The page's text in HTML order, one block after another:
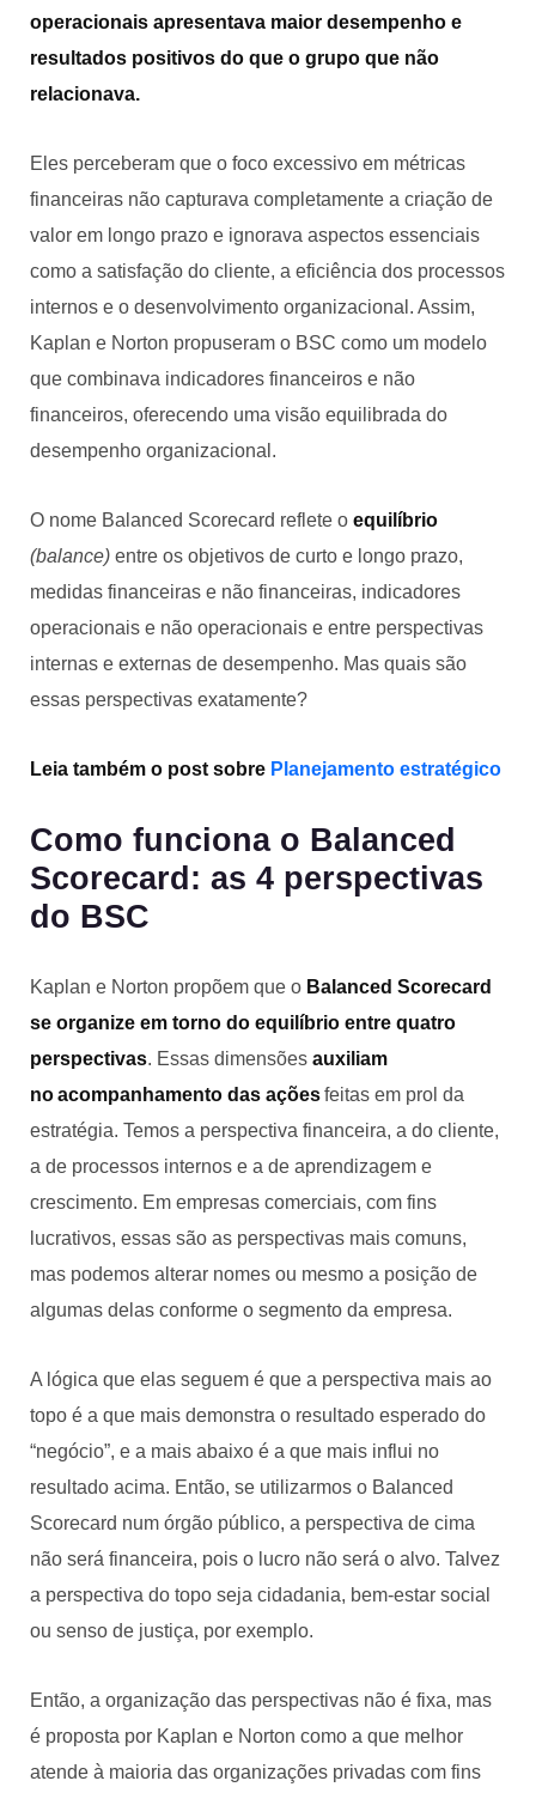
operacionais apresentava maior desempenho e
resultados positivos do que o grupo que não
relacionava.
Eles perceberam que o foco excessivo em métricas
financeiras não capturava completamente a criação de
valor em longo prazo e ignorava aspectos essenciais
como a satisfação do cliente, a eficiência dos processos
internos e o desenvolvimento organizacional. Assim,
Kaplan e Norton propuseram o BSC como um modelo
que combinava indicadores financeiros e não
financeiros, oferecendo uma visão equilibrada do
desempenho organizacional.
O nome Balanced Scorecard reflete o equilíbrio
(balance) entre os objetivos de curto e longo prazo,
medidas financeiras e não financeiras, indicadores
operacionais e não operacionais e entre perspectivas
internas e externas de desempenho. Mas quais são
essas perspectivas exatamente?
Leia também o post sobre Planejamento estratégico
Como funciona o Balanced
Scorecard: as 4 perspectivas
do BSC
Kaplan e Norton propõem que o Balanced Scorecard
se organize em torno do equilíbrio entre quatro
perspectivas. Essas dimensões auxiliam
no acompanhamento das açõesfeitas em prol da
estratégia. Temos a perspectiva financeira, a do cliente,
a de processos internos e a de aprendizagem e
crescimento. Em empresas comerciais, com fins
lucrativos, essas são as perspectivas mais comuns,
mas podemos alterar nomes ou mesmo a posição de
algumas delas conforme o segmento da empresa.
A lógica que elas seguem é que a perspectiva mais ao
topo é a que mais demonstra o resultado esperado do
“negócio”, e a mais abaixo é a que mais influi no
resultado acima. Então, se utilizarmos o Balanced
Scorecard num órgão público, a perspectiva de cima
não será financeira, pois o lucro não será o alvo. Talvez
a perspectiva do topo seja cidadania, bem-estar social
ou senso de justiça, por exemplo.
Então, a organização das perspectivas não é fixa, mas
é proposta por Kaplan e Norton como a que melhor
atende à maioria das organizações privadas com fins